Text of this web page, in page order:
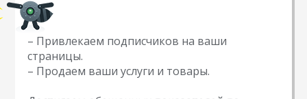
– Привлекаем подписчиков на ваши
страницы.
– Продаем ваши услуги и товары.